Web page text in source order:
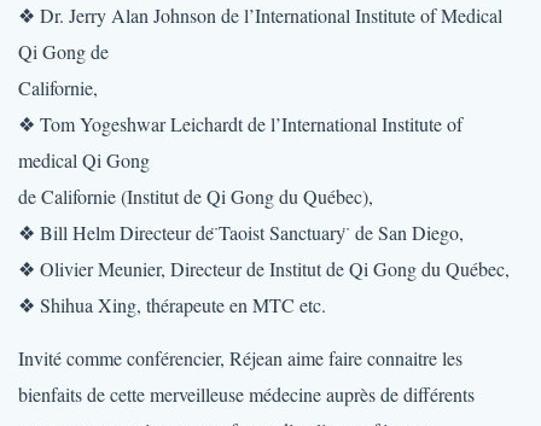
❖ Dr. Jerry Alan Johnson de l’International Institute of Medical
Qi Gong de
Californie,
❖ Tom Yogeshwar Leichardt de l’International Institute of
medical Qi Gong
de Californie (Institut de Qi Gong du Québec),
❖ Bill Helm Directeur de ̈Taoist Sanctuary ̈ de San Diego,
❖ Olivier Meunier, Directeur de Institut de Qi Gong du Québec,
❖ Shihua Xing, thérapeute en MTC etc.
Invité comme conférencier, Réjean aime faire connaitre les
bienfaits de cette merveilleuse médecine auprès de différents